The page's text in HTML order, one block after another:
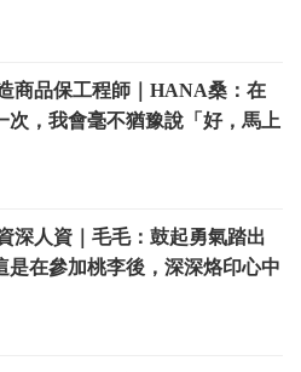
商品保工程師｜HANA桑：在
次，我會毫不猶豫說「好，馬上
深人資｜毛毛：鼓起勇氣踏出
是在參加桃李後，深深烙印心中